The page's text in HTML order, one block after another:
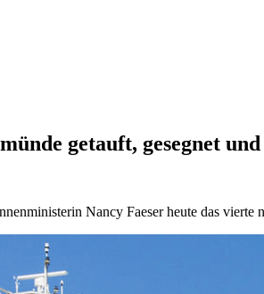
getauft, gesegnet
Nancy Faeser heute das